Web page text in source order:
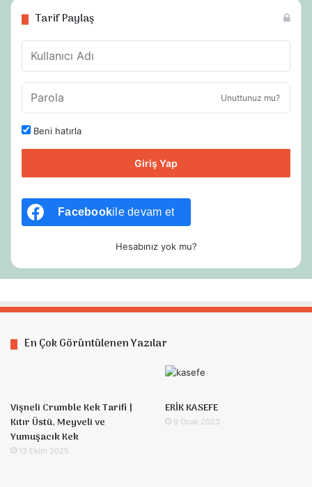
Tarif Paylaş
Unuttunuz mu?
Beni hatırla
Giriş Yap
Facebookile devam et
Hesabınız yok mu?
En Çok Görüntülenen Yazılar
Vişneli Crumble Kek Tarifi |
Kıtır Üstü, Meyveli ve
Yumuşacık Kek
13 Ekim 2025
ERİK KASEFE
9 Ocak 2023